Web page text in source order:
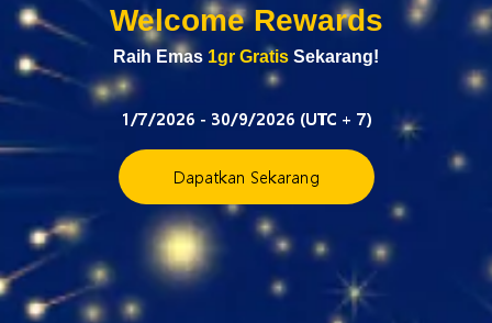
Welcome Rewards
Raih Emas 1gr Gratis Sekarang!
1/7/2026 - 30/9/2026 (UTC + 7)
Dapatkan Sekarang